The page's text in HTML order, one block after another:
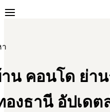
น คอนโด ย่า
องธานี อัปเดต